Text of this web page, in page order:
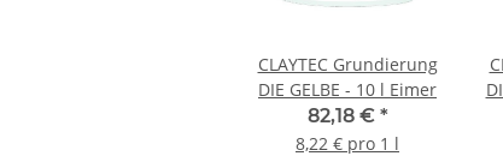
CLAYTEC Grundierung
DIE GELBE - 10 l Eimer
82,18 € *
8,22 € pro 1 l